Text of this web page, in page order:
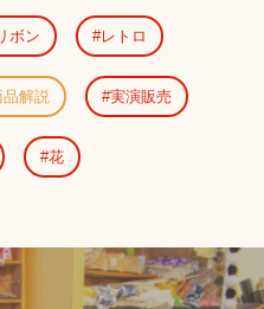
ボン レトロ
解説 実演販売
花